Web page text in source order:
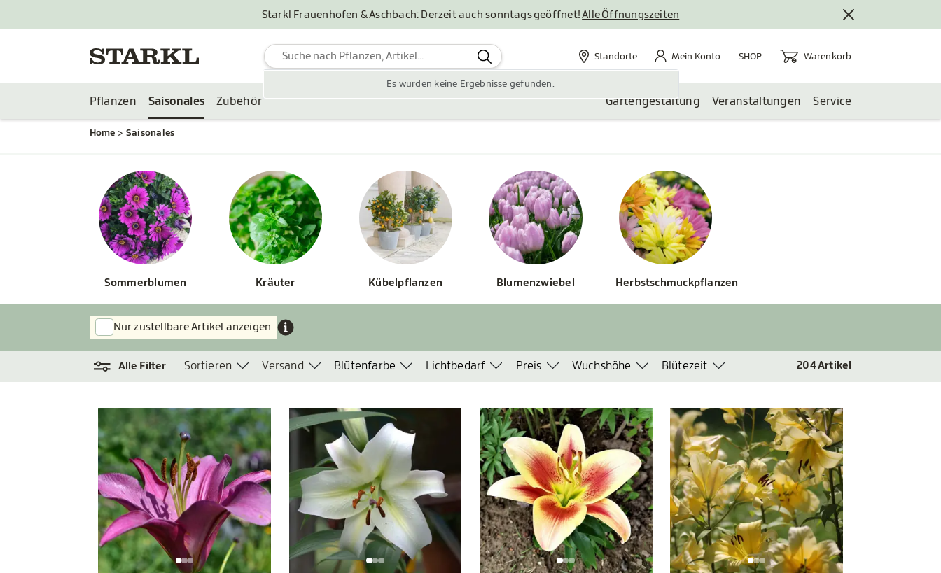
Starkl Frauenhofen & Aschbach: Derzeit auch sonntags geöffnet!Alle Öffnungszeiten
Es wurden keine Ergebnisse gefunden.
Standorte
Standorte Mein Konto
Mein Konto SHOP Warenkorb
Warenkorb
Pflanzen Saisonales Zubehör Gartengestaltung Veranstaltungen Service
Home Saisonales
Sommerblumen Kräuter Kübelpflanzen Blumenzwiebel Herbstschmuckpflanzen
Nur zustellbare Artikel anzeigen
Alle Filter Sortieren Versand Blütenfarbe Lichtbedarf Preis Wuchshöhe Blütezeit 204Artikel